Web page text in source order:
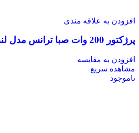
افزودن به علاقه مندی
پرژکتور 200 وات صبا ترانس مدل لنزدار
افزودن به مقایسه
مشاهده سریع
ناموجود